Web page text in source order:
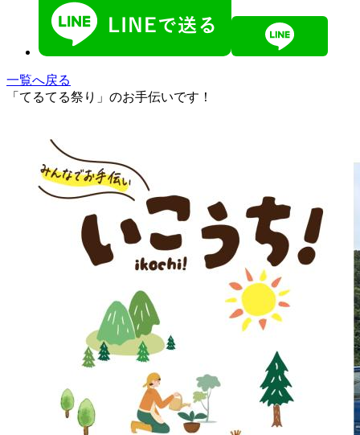
一覧へ戻る
「てるてる祭り」のお手伝いです！